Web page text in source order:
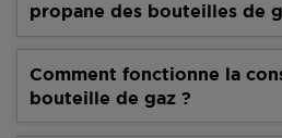
propane des bouteilles de
Comment fonctionne la
bouteille de gaz ?